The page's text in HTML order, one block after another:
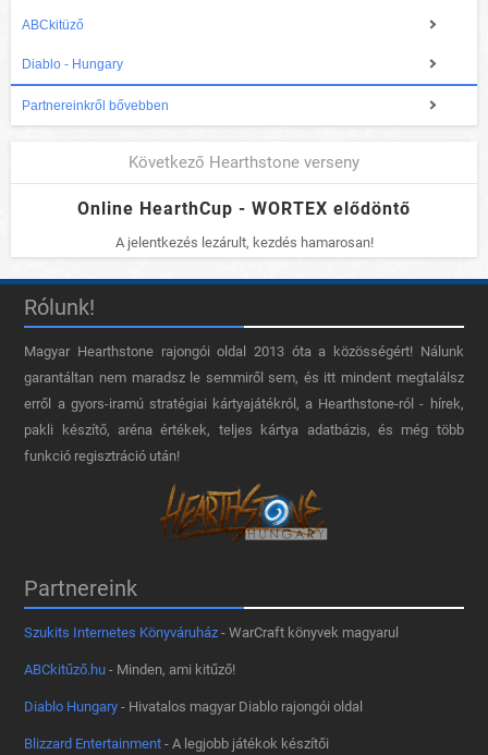
ABCkitüző
Diablo - Hungary
Partnereinkről bővebben
Következő Hearthstone verseny
Online HearthCup - WORTEX elődöntő
A jelentkezés lezárult, kezdés hamarosan!
Rólunk!
Magyar Hearthstone​ rajongói oldal 2013 óta a közösségért! Nálunk
garantáltan nem maradsz le semmiről sem, és itt mindent megtalálsz
erről a gyors-iramú stratégiai kártyajátékról, a Hearthstone-ról - hírek,
pakli készítő, aréna értékek, teljes kártya adatbázis, és még több
funkció regisztráció után!
Partnereink
Szukits Internetes Könyváruház - WarCraft könyvek magyarul
ABCkitűző.hu - Minden, ami kitűző!
Diablo Hungary - Hivatalos magyar Diablo rajongói oldal
Blizzard Entertainment - A legjobb játékok készítői